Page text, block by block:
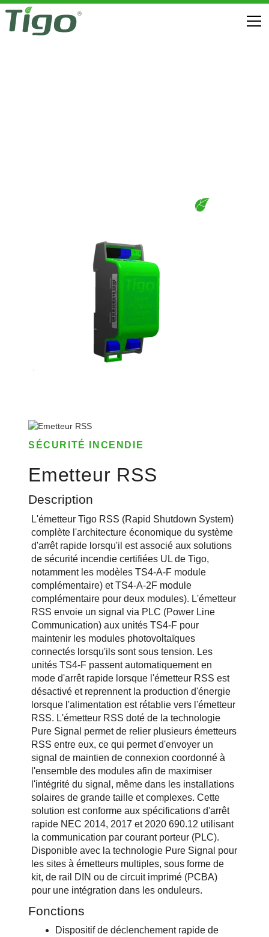
SÉCURITÉ INCENDIE
Emetteur RSS
Description
L'émetteur Tigo RSS (Rapid Shutdown System)
complète l'architecture économique du système
d'arrêt rapide lorsqu'il est associé aux solutions
de sécurité incendie certifiées UL de Tigo,
notamment les modèles TS4-A-F module
complémentaire) et TS4-A-2F module
complémentaire pour deux modules). L'émetteur
RSS envoie un signal via PLC (Power Line
Communication) aux unités TS4-F pour
maintenir les modules photovoltaïques
connectés lorsqu'ils sont sous tension. Les
unités TS4-F passent automatiquement en
mode d'arrêt rapide lorsque l'émetteur RSS est
désactivé et reprennent la production d'énergie
lorsque l'alimentation est rétablie vers l'émetteur
RSS. L'émetteur RSS doté de la technologie
Pure Signal permet de relier plusieurs émetteurs
RSS entre eux, ce qui permet d'envoyer un
signal de maintien de connexion coordonné à
l'ensemble des modules afin de maximiser
l'intégrité du signal, même dans les installations
solaires de grande taille et complexes. Cette
solution est conforme aux spécifications d'arrêt
rapide NEC 2014, 2017 et 2020 690.12 utilisant
la communication par courant porteur (PLC).
Disponible avec la technologie Pure Signal pour
les sites à émetteurs multiples, sous forme de
kit, de rail DIN ou de circuit imprimé (PCBA)
pour une intégration dans les onduleurs.
Fonctions
Dispositif de déclenchement rapide de